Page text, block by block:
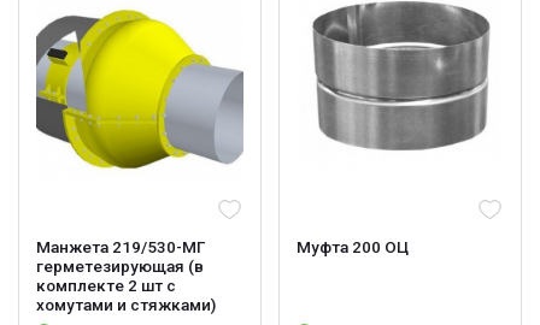
Манжета 219/530-МГ
герметезирующая (в
комплекте 2 шт с
хомутами и стяжками)
Муфта 200 ОЦ